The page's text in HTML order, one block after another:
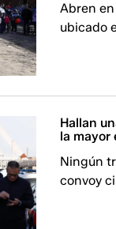
Abren
ubicado
Hallan
la mayor
Ningún
convoy